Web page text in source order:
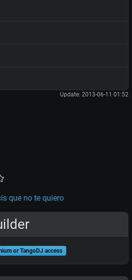
Update: 2013-06-11 01:52
que no te quiero
or TangoDJ access